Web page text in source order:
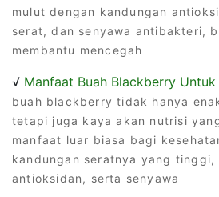
mulut dengan kandungan
serat, dan senyawa antibakteri,
membantu mencegah
√ Manfaat Buah Blackberry Untuk
buah blackberry tidak hanya
tetapi juga kaya akan nutrisi
manfaat luar biasa bagi
kandungan seratnya yang
antioksidan, serta senyawa